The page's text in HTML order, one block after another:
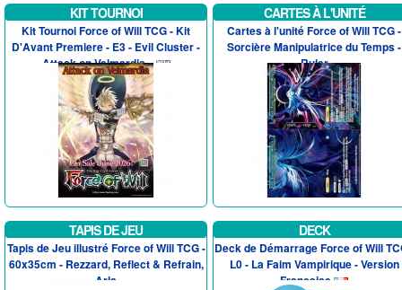
KIT TOURNOI
Kit Tournoi Force of Will TCG - Kit
D'Avant Premiere - E3 - Evil Cluster -
Attack on Velmardia...
CARTES À L'UNITÉ
Cartes à l'unité Force of Will TCG -
Sorcière Manipulatrice du Temps -
Ruler
TAPIS DE JEU
Tapis de Jeu illustré Force of Will TCG -
60x35cm - Rezzard, Reflect & Refrain,
Arla
DECK
Deck de Démarrage Force of Will
L0 - La Faim Vampirique - Version
Francaise